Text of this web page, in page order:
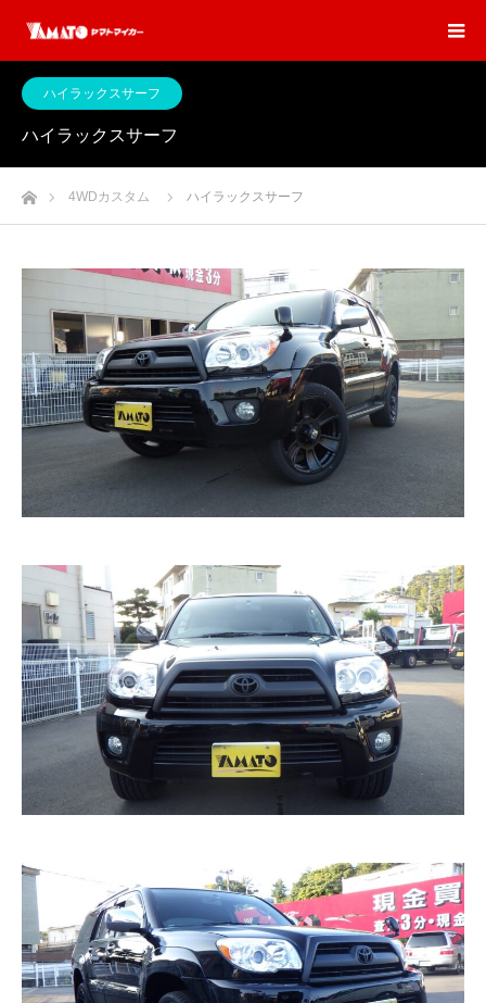
ハイラックスサーフ
ハイラックスサーフ
ホーム4WDカスタム ハイラックスサーフ